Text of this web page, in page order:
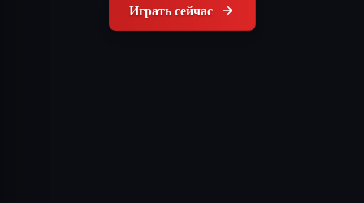
Играть сейчас